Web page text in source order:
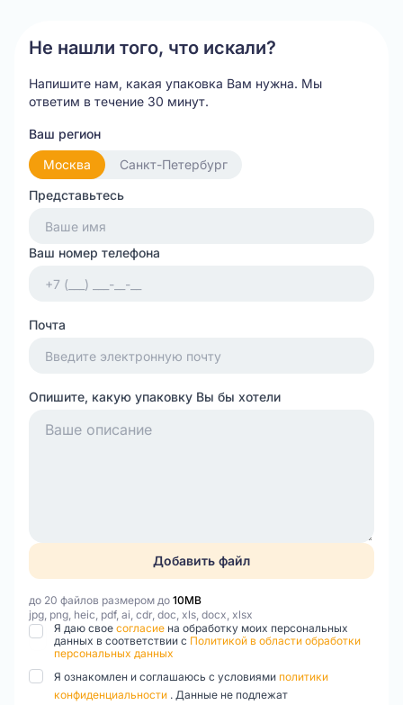
Не нашли того, что искали?
Напишите нам, какая упаковка Вам нужна. Мы
ответим в течение 30 минут.
Ваш регион
Москва
Санкт-Петербург
Представьтесь
Ваш номер телефона
Почта
Опишите, какую упаковку Вы бы хотели
Добавить файл
до 20 файлов размером до 10MB
jpg, png, heic, pdf, ai, cdr, doc, xls, docx, xlsx
Я даю свое согласие на обработку моих персональных
данных в соответствии с Политикой в области обработки
персональных данных
Я ознакомлен и соглашаюсь с условиями политики
конфиденциальности . Данные не подлежат